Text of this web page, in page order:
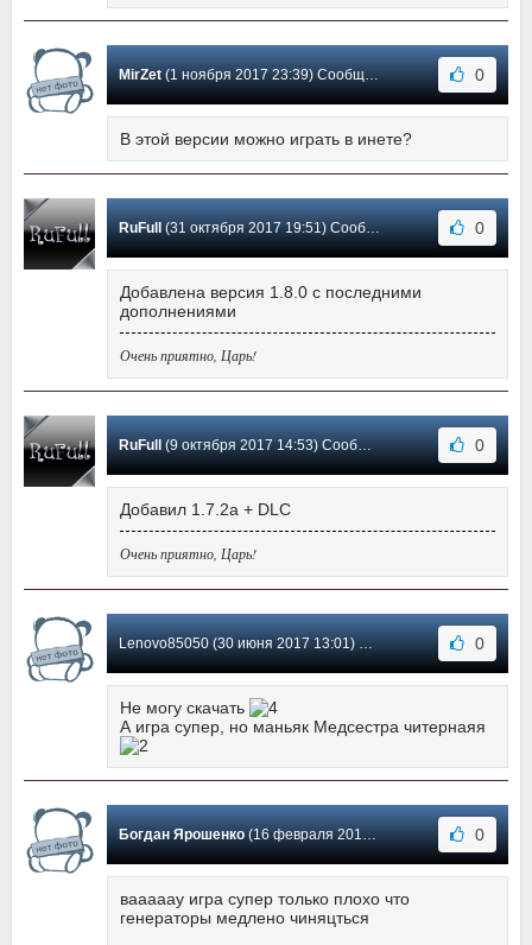
MirZet(1 ноября 2017 23:39) Сообщение #10 0
В этой версии можно играть в инете?
RuFull (31 октября 2017 19:51) Сообщение #9 0
Добавлена версия 1.8.0 с последними
дополнениями
Очень приятно, Царь!
RuFull (9 октября 2017 14:53) Сообщение #8 0
Добавил 1.7.2a + DLC
Очень приятно, Царь!
Lenovo85050 (30 июня 2017 13:01) Сообщение #7 0
Не могу скачать
А игра супер, но маньяк Медсестра читернаяя
Богдан Ярошенко(16 февраля 2017 18:19) Сообщение #6 0
вааааау игра супер только плохо что
генераторы медлено чиняцться